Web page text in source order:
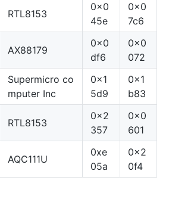
RTL8153
0x0
45e
0x0
7c6
AX88179
0x0
df6
0x0
072
Supermicro co
mputer Inc
0x1
5d9
0x1
b83
RTL8153
0x2
357
0x0
601
AQC111U
0xe
05a
0x2
0f4